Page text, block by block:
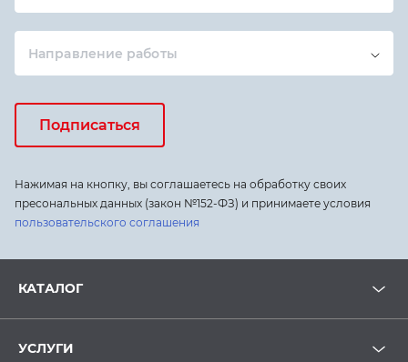
Направление работы
Подписаться
Нажимая на кнопку, вы соглашаетесь на обработку своих
пресональных данных (закон №152-ФЗ) и принимаете условия
пользовательского соглашения
КАТАЛОГ
УСЛУГИ